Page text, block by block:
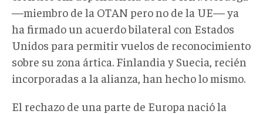
—miembro de la OTAN pero no de la UE— ya
ha firmado un acuerdo bilateral con Estados
Unidos para permitir vuelos de reconocimiento
sobre su zona ártica. Finlandia y Suecia, recién
incorporadas a la alianza, han hecho lo mismo.
El rechazo de una parte de Europa nació la